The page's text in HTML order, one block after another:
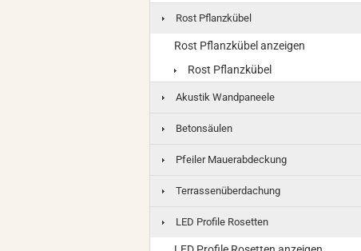
Rost Pflanzkübel
Rost Pflanzkübel anzeigen
Rost Pflanzkübel
Akustik Wandpaneele
Betonsäulen
Pfeiler Mauerabdeckung
Terrassenüberdachung
LED Profile Rosetten